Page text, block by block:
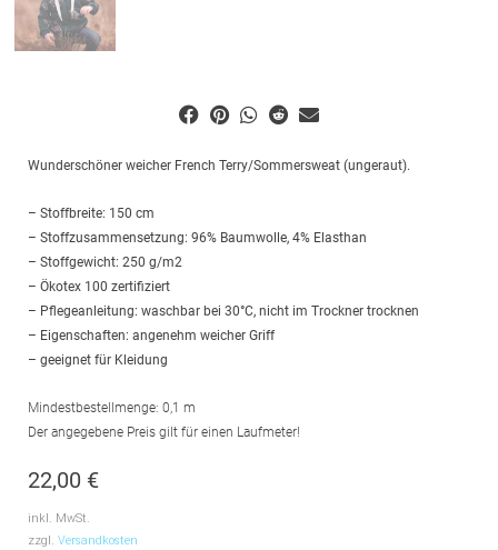
Wunderschöner weicher French Terry/Sommersweat (ungeraut).
– Stoffbreite: 150 cm
– Stoffzusammensetzung: 96% Baumwolle, 4% Elasthan
– Stoffgewicht: 250 g/m2
– Ökotex 100 zertifiziert
– Pflegeanleitung: waschbar bei 30°C, nicht im Trockner trocknen
– Eigenschaften: angenehm weicher Griff
– geeignet für Kleidung
Mindestbestellmenge: 0,1 m
Der angegebene Preis gilt für einen Laufmeter!
22,00 €
inkl. MwSt.
zzgl. Versandkosten